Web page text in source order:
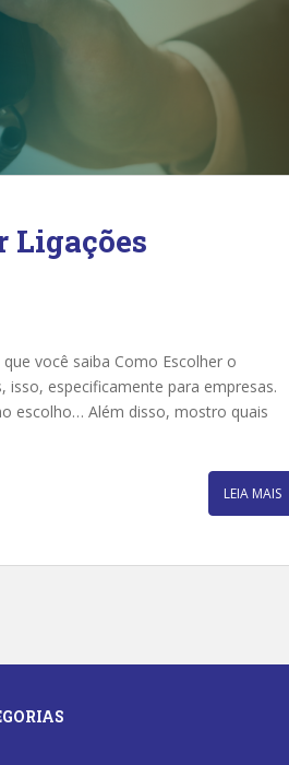
Ligações
você saiba Como Escolher o
isso, especificamente para empresas.
escolho… Além disso, mostro quais
LEIA MAIS